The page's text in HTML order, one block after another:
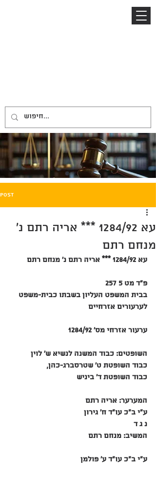
משרד עורכי דין
Post
עא 1284/92 *** אריה רתם נ'
מנחם רתם
עא 1284/92 *** אריה רתם נ' מנחם רתם
פ"ד מט 5 257
בבית המשפט העליון בשבתו כבית-משפט
לערעורים אזרחיים
ערעור אזרחי מס' 1284/92
השופטים: כבוד המשנה לנשיא ש' לוין
כבוד השופטת ט' שטרסברג-כהן,
כבוד השופטת ד' ביניש
המערער: אריה רתם
ע"י ב"כ עו"ד ח' גירון
נ ג ד
המשיב: מנחם רתם
ע"י ב"כ עו"ד ע' פולמן